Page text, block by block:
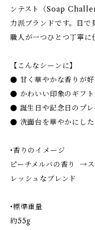
ンテスト（Soap
力派ブランドです。目で
職人が一つひとつ丁寧に
【こんなシーンに】
● 甘く華やかな香りが好
● かわいい印象のギフト
● 誕生日や記念日のプレ
● 洗面台を華やかにした
•香りのイメージ
ピーチメルバの香り →
レッシュなブレンド
•標準重量
約55g